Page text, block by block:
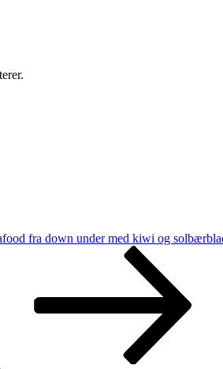
fra down under med kiwi og